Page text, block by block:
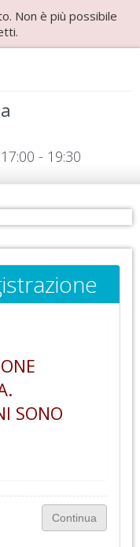
Non è più possibile
- 19:30
SONO